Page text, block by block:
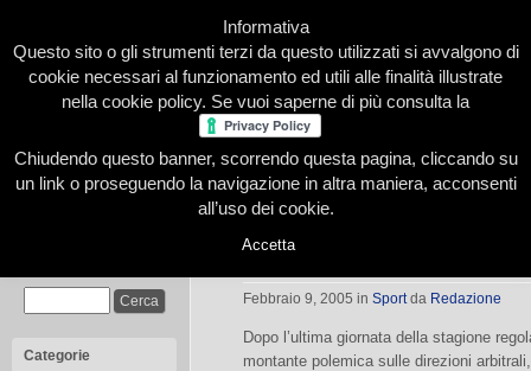
Home Presentazione Redazione Le nostre firme
Categorie
Hockey ghiaccio: Torino ai playout
Febbraio 9, 2005 in Sportda Redazione
Dopo l’ultima giornata della stagione
montante polemica sulle direzioni
Informativa
Questo sito o gli strumenti terzi da questo utilizzati si avvalgono di
cookie necessari al funzionamento ed utili alle finalità illustrate
nella cookie policy. Se vuoi saperne di più consulta la
Chiudendo questo banner, scorrendo questa pagina, cliccando su
un link o proseguendo la navigazione in altra maniera, acconsenti
all’uso dei cookie.
Accetta